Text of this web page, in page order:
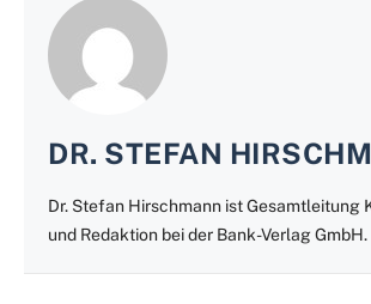
DR. STEFAN
Dr. Stefan Hirschmann ist Gesamtleitung
und Redaktion bei der Bank-Verlag GmbH.